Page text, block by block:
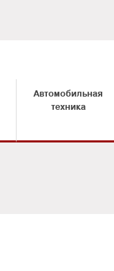
Автомобильная
техника